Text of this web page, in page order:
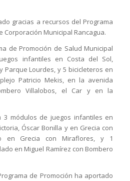
gracias a recursos del Programa
Corporación Municipal Rancagua.
de Promoción de Salud Municipal
infantiles en Costa del Sol,
Parque Lourdes, y 5 bicicleteros en
Patricio Mekis, en la avenida
Villalobos, el Car y en la
3 módulos de juegos infantiles en
Óscar Bonilla y en Grecia con
en Grecia con Miraflores, y 1
en Miguel Ramírez con Bombero
de Promoción ha aportado